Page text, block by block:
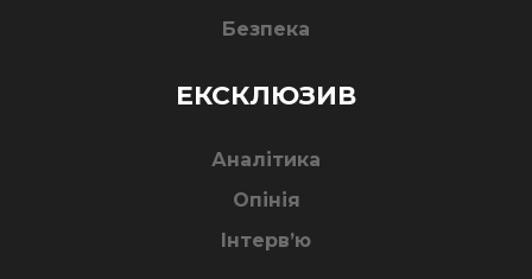
Безпека
ЕКСКЛЮЗИВ
Аналітика
Опінія
Інтерв’ю